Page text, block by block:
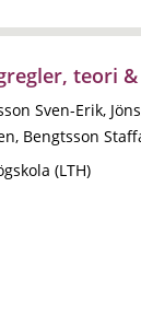
teori
Sven-Erik,
Bengtsson
(LTH)